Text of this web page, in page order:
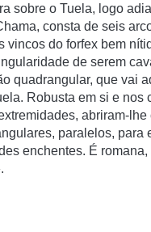
sobre o Tuela, logo
consta de seis
vincos do forfex bem
de serem
quadrangular, que vai
Robusta em si e nos
abriram-
paralelos, para
enchentes. É